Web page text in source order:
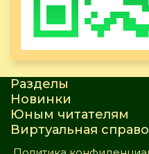
Разделы
Новинки
Юным читателям
Виртуальная